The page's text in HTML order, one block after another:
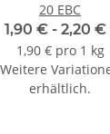
20 EBC
1,90 € - 2,20 €
1,90 € pro 1 kg
Weitere
erhältlich.